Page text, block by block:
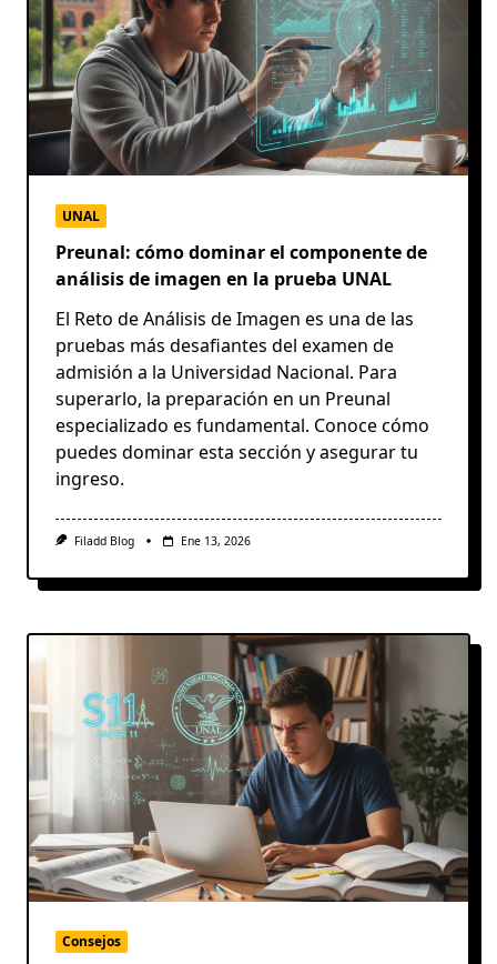
UNAL
Preunal: cómo dominar el componente de
análisis de imagen en la prueba UNAL
El Reto de Análisis de Imagen es una de las
pruebas más desafiantes del examen de
admisión a la Universidad Nacional. Para
superarlo, la preparación en un Preunal
especializado es fundamental. Conoce cómo
puedes dominar esta sección y asegurar tu
ingreso.
Filadd Blog Ene 13, 2026
Consejos